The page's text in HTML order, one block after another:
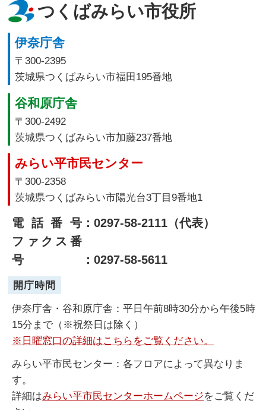
つくばみらい市役所
伊奈庁舎
〒300-2395
茨城県つくばみらい市福田195番地
谷和原庁舎
〒300-2492
茨城県つくばみらい市加藤237番地
みらい平市民センター
〒300-2358
茨城県つくばみらい市陽光台3丁目9番地1
電話番号：0297-58-2111（代表）
ファクス番
号
：0297-58-5611
開庁時間
伊奈庁舎・谷和原庁舎：平日午前8時30分から午後5時
15分まで（※祝祭日は除く）
※日曜窓口の詳細はこちらをご覧ください。
みらい平市民センター：各フロアによって異なりま
す。
詳細はみらい平市民センターホームページをご覧くだ